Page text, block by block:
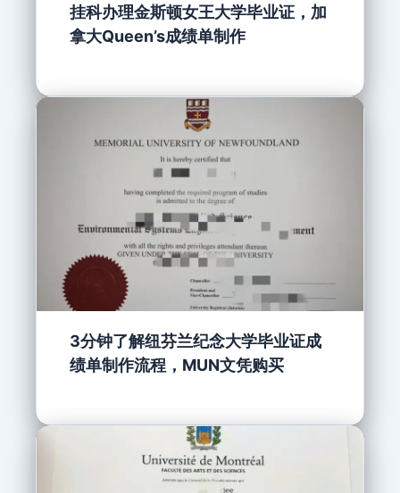
挂科办理金斯顿女王大学毕业证，加
拿大Queen’s成绩单制作
3分钟了解纽芬兰纪念大学毕业证成
绩单制作流程，MUN文凭购买